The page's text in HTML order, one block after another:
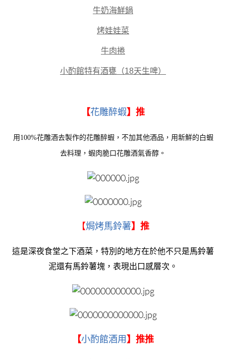
牛奶海鮮鍋
烤娃娃菜
牛肉捲
小酌館特有酒甕（18天生啤）
【花雕醉蝦】推
用100%花雕酒去製作的花雕醉蝦，不加其他酒品，用新鮮的白蝦
去料理，蝦肉脆口花雕酒氣香醇。
【焗烤馬鈴薯】推
這是深夜食堂之下酒菜，特別的地方在於他不只是馬鈴薯
泥還有馬鈴薯塊，表現出口感層次。
【小酌館酒用 】推推